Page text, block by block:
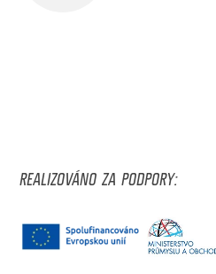
REALIZOVÁNO ZA PODPORY: